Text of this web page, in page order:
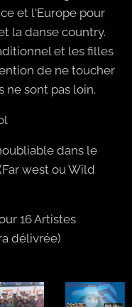
et l'Europe pour
la danse country.
et les filles
de ne toucher
ne sont pas loin.
dans le
west ou Wild
16 Artistes
délivrée)